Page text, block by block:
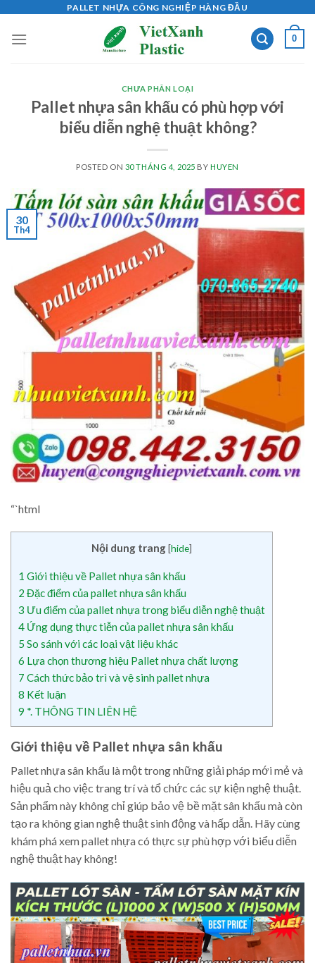
content
PALLET NHỰA CÔNG NGHIỆP HÀNG ĐẦU
0
CHƯA PHÂN LOẠI
Pallet nhựa sân khấu có phù hợp với
biểu diễn nghệ thuật không?
POSTED ON 30 THÁNG 4, 2025 BY HUYEN
30
Th4
“`html
Nội dung trang[hide]
1 Giới thiệu về Pallet nhựa sân khấu
2 Đặc điểm của pallet nhựa sân khấu
3 Ưu điểm của pallet nhựa trong biểu diễn nghệ thuật
4 Ứng dụng thực tiễn của pallet nhựa sân khấu
5 So sánh với các loại vật liệu khác
6 Lựa chọn thương hiệu Pallet nhựa chất lượng
7 Cách thức bảo trì và vệ sinh pallet nhựa
8 Kết luận
9 *. THÔNG TIN LIÊN HỆ
Giới thiệu về Pallet nhựa sân khấu
Pallet nhựa sân khấu là một trong những giải pháp mới mẻ và
hiệu quả cho việc trang trí và tổ chức các sự kiện nghệ thuật.
Sản phẩm này không chỉ giúp bảo vệ bề mặt sân khấu mà còn
tạo ra không gian nghệ thuật sinh động và hấp dẫn. Hãy cùng
khám phá xem pallet nhựa có thực sự phù hợp với biểu diễn
nghệ thuật hay không!